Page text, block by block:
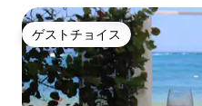
ゲストチョイス
ゲストチョイス